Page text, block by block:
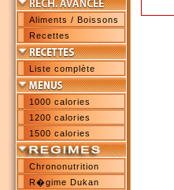
Aliments / Boissons
Recettes
Liste complète
1000 calories
1200 calories
1500 calories
Chrononutrition
R�gime Dukan